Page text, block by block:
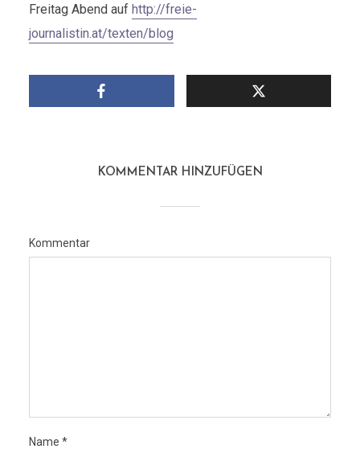
Freitag Abend auf http://freie-
journalistin.at/texten/blog
KOMMENTAR HINZUFÜGEN
Kommentar
Name *